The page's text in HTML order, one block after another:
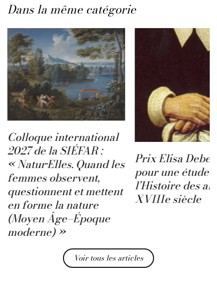
Dans la même catégorie
Colloque international
2027 de la SIÉFAR :
« Natur·Elles. Quand les
femmes observent,
questionnent et mettent
en forme la nature
(Moyen Âge–Époque
moderne) »
Prix Elisa
pour une étude
l’Histoire des
XVIIIe siècle
Voir tous les articles